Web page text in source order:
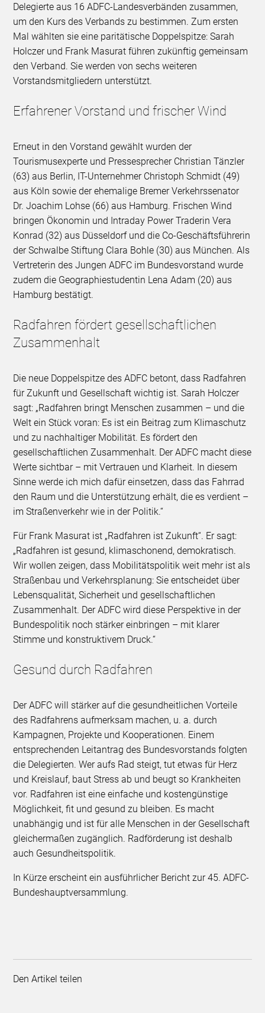
Delegierte aus 16 ADFC-Landesverbänden zusammen,
um den Kurs des Verbands zu bestimmen. Zum ersten
Mal wählten sie eine paritätische Doppelspitze: Sarah
Holczer und Frank Masurat führen zukünftig gemeinsam
den Verband. Sie werden von sechs weiteren
Vorstandsmitgliedern unterstützt.
Erfahrener Vorstand und frischer Wind
Erneut in den Vorstand gewählt wurden der
Tourismusexperte und Pressesprecher Christian Tänzler
(63) aus Berlin, IT-Unternehmer Christoph Schmidt (49)
aus Köln sowie der ehemalige Bremer Verkehrssenator
Dr. Joachim Lohse (66) aus Hamburg. Frischen Wind
bringen Ökonomin und Intraday Power Traderin Vera
Konrad (32) aus Düsseldorf und die Co-Geschäftsführerin
der Schwalbe Stiftung Clara Bohle (30) aus München. Als
Vertreterin des Jungen ADFC im Bundesvorstand wurde
zudem die Geographiestudentin Lena Adam (20) aus
Hamburg bestätigt.
Radfahren fördert gesellschaftlichen
Zusammenhalt
Die neue Doppelspitze des ADFC betont, dass Radfahren
für Zukunft und Gesellschaft wichtig ist. Sarah Holczer
sagt: „Radfahren bringt Menschen zusammen – und die
Welt ein Stück voran: Es ist ein Beitrag zum Klimaschutz
und zu nachhaltiger Mobilität. Es fördert den
gesellschaftlichen Zusammenhalt. Der ADFC macht diese
Werte sichtbar – mit Vertrauen und Klarheit. In diesem
Sinne werde ich mich dafür einsetzen, dass das Fahrrad
den Raum und die Unterstützung erhält, die es verdient –
im Straßenverkehr wie in der Politik.“
Für Frank Masurat ist „Radfahren ist Zukunft“. Er sagt:
„Radfahren ist gesund, klimaschonend, demokratisch.
Wir wollen zeigen, dass Mobilitätspolitik weit mehr ist als
Straßenbau und Verkehrsplanung: Sie entscheidet über
Lebensqualität, Sicherheit und gesellschaftlichen
Zusammenhalt. Der ADFC wird diese Perspektive in der
Bundespolitik noch stärker einbringen – mit klarer
Stimme und konstruktivem Druck.“
Gesund durch Radfahren
Der ADFC will stärker auf die gesundheitlichen Vorteile
des Radfahrens aufmerksam machen, u. a. durch
Kampagnen, Projekte und Kooperationen. Einem
entsprechenden Leitantrag des Bundesvorstands folgten
die Delegierten. Wer aufs Rad steigt, tut etwas für Herz
und Kreislauf, baut Stress ab und beugt so Krankheiten
vor. Radfahren ist eine einfache und kostengünstige
Möglichkeit, fit und gesund zu bleiben. Es macht
unabhängig und ist für alle Menschen in der Gesellschaft
gleichermaßen zugänglich. Radförderung ist deshalb
auch Gesundheitspolitik.
In Kürze erscheint ein ausführlicher Bericht zur 45. ADFC-
Bundeshauptversammlung.
Den Artikel teilen